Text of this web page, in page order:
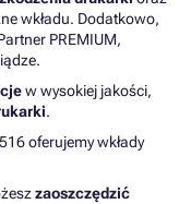
wkładu. Dodatkowo,
PREMIUM,
w wysokiej jakości,
.
oferujemy wkłady
zaoszczędzić